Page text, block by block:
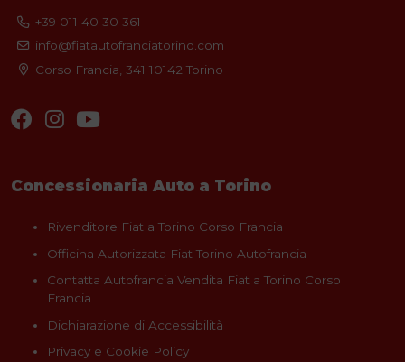
+39 011 40 30 361
info@fiatautofranciatorino.com
Corso Francia, 341 10142 Torino
FacebookInstagram
Concessionaria Auto a Torino
Rivenditore Fiat a Torino Corso Francia
Officina Autorizzata Fiat Torino Autofrancia
Contatta Autofrancia Vendita Fiat a Torino Corso
Francia
Dichiarazione di Accessibilità
Privacy e Cookie Policy